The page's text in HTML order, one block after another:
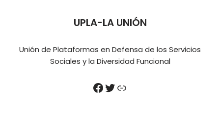
UPLA-LA UNIÓN
Unión de Plataformas en Defensa de los Servicios
Sociales y la Diversidad Funcional